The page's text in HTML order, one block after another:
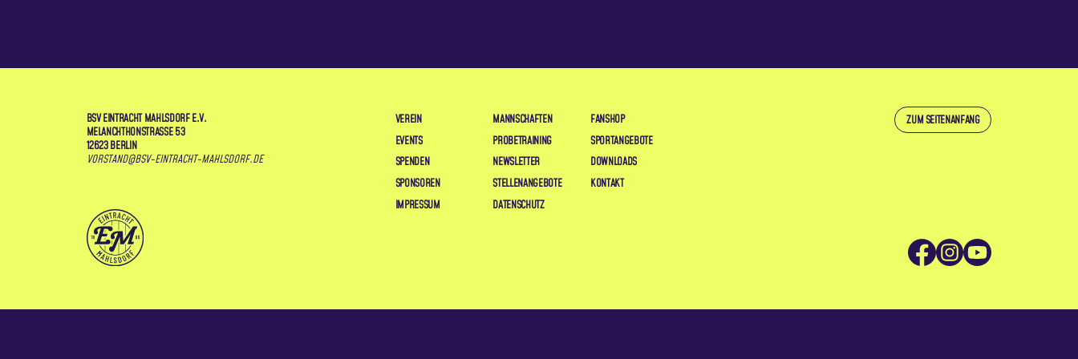
BSV EINTRACHT MAHLSDORF E.V.
MELANCHTHONSTRASSE 53
12623 BERLIN
VORSTAND@BSV-EINTRACHT-MAHLSDORF.DE
VEREIN MANNSCHAFTEN
FANSHOP
EVENTS
PROBETRAINING
SPORTANGEBOTE
SPENDEN
NEWSLETTER
DOWNLOADS
SPONSOREN
STELLENANGEBOTE
KONTAKT
IMPRESSUM
DATENSCHUTZ
ZUM SEITENANFANG
FacebookInstagram
YouTube